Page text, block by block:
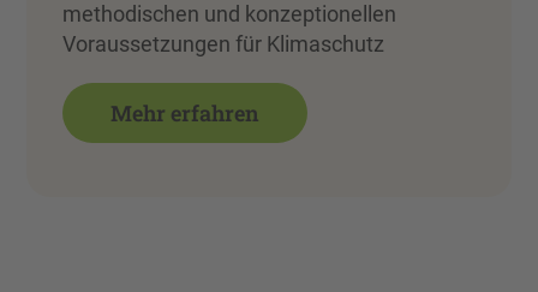
methodischen und konzeptionellen
Voraussetzungen für Klimaschutz
Mehr erfahren